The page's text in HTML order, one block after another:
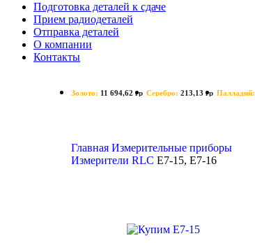
Подготовка деталей к сдаче
Прием радиодеталей
Отправка деталей
О компании
Контакты
Золото: 11 694,62 гр Серебро: 213,13 гр Палладий:
Главная Измерительные приборы
Измерители RLС E7-15, Е7-16